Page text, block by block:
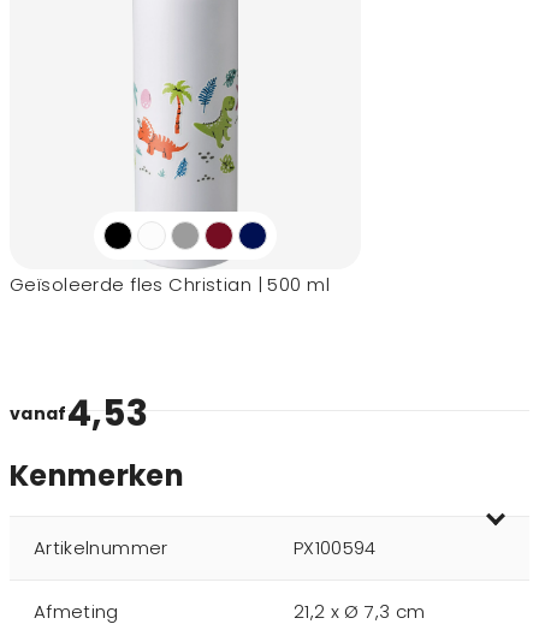
Geïsoleerde fles Christian | 500 ml
vanaf4,53
Kenmerken
Artikelnummer PX100594
Afmeting 21,2 x Ø 7,3 cm